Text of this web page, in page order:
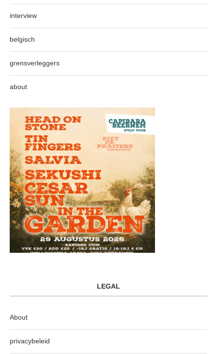
interview
belgisch
grensverleggers
about
LEGAL
About
privacybeleid